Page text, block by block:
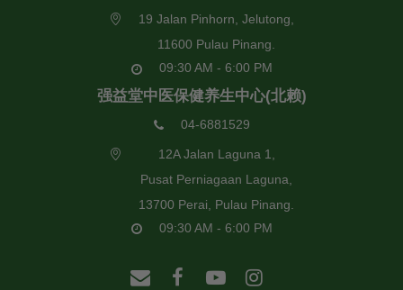
19 Jalan Pinhorn, Jelutong,
11600 Pulau Pinang.
09:30 AM - 6:00 PM
强益堂中医保健养生中心(北赖)
04-6881529
12A Jalan Laguna 1,
Pusat Perniagaan Laguna,
13700 Perai, Pulau Pinang.
09:30 AM - 6:00 PM